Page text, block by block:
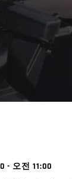
- 오전 11:00